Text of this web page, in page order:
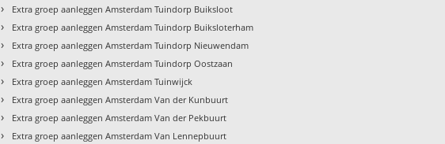
› Extra groep aanleggen Amsterdam Tuindorp Buiksloot
› Extra groep aanleggen Amsterdam Tuindorp Buiksloterham
› Extra groep aanleggen Amsterdam Tuindorp Nieuwendam
› Extra groep aanleggen Amsterdam Tuindorp Oostzaan
› Extra groep aanleggen Amsterdam Tuinwijck
› Extra groep aanleggen Amsterdam Van der Kunbuurt
› Extra groep aanleggen Amsterdam Van der Pekbuurt
› Extra groep aanleggen Amsterdam Van Lennepbuurt